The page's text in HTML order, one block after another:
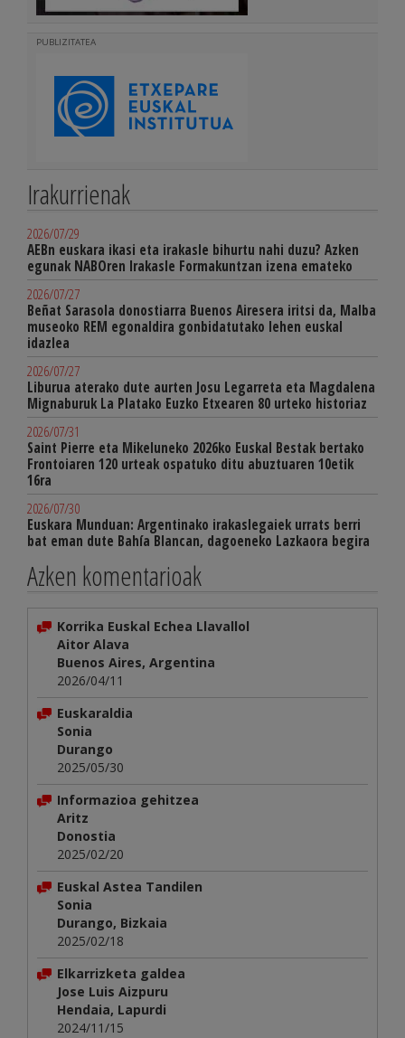
PUBLIZITATEA
Irakurrienak
2026/07/29
AEBn euskara ikasi eta irakasle bihurtu nahi duzu? Azken
egunak NABOren Irakasle Formakuntzan izena emateko
2026/07/27
Beñat Sarasola donostiarra Buenos Airesera iritsi da, Malba
museoko REM egonaldira gonbidatutako lehen euskal
idazlea
2026/07/27
Liburua aterako dute aurten Josu Legarreta eta Magdalena
Mignaburuk La Platako Euzko Etxearen 80 urteko historiaz
2026/07/31
Saint Pierre eta Mikeluneko 2026ko Euskal Bestak bertako
Frontoiaren 120 urteak ospatuko ditu abuztuaren 10etik
16ra
2026/07/30
Euskara Munduan: Argentinako irakaslegaiek urrats berri
bat eman dute Bahía Blancan, dagoeneko Lazkaora begira
Azken komentarioak
Korrika Euskal Echea Llavallol
Aitor Alava
Buenos Aires, Argentina
2026/04/11
Euskaraldia
Sonia
Durango
2025/05/30
Informazioa gehitzea
Aritz
Donostia
2025/02/20
Euskal Astea Tandilen
Sonia
Durango, Bizkaia
2025/02/18
Elkarrizketa galdea
Jose Luis Aizpuru
Hendaia, Lapurdi
2024/11/15